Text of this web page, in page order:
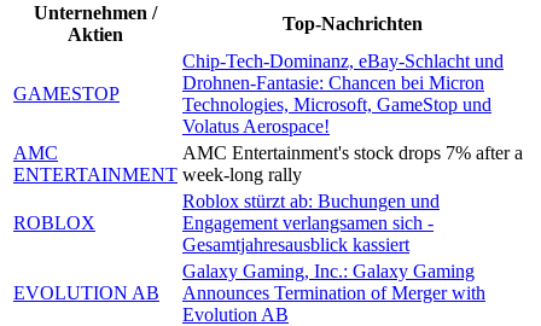
Unternehmen /
Aktien
Top-Nachrichten
GAMESTOP
Chip-Tech-Dominanz, eBay-Schlacht und
Drohnen-Fantasie: Chancen bei Micron
Technologies, Microsoft, GameStop und
Volatus Aerospace!
AMC
ENTERTAINMENT
AMC Entertainment's stock drops 7% after a
week-long rally
ROBLOX
Roblox stürzt ab: Buchungen und
Engagement verlangsamen sich -
Gesamtjahresausblick kassiert
EVOLUTION AB
Galaxy Gaming, Inc.: Galaxy Gaming
Announces Termination of Merger with
Evolution AB